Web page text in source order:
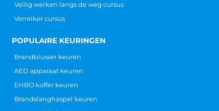
CONTACT
Hoofdkantoor
Galvanistraat 14-1
6716 AE Ede
info@ARBOcentrum.nl